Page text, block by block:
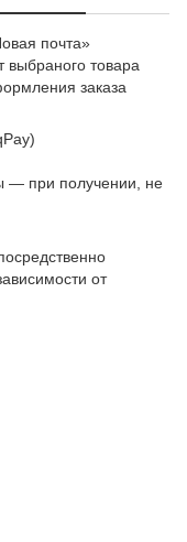
почта»
выбраного товара
заказа
— при получении, не
от